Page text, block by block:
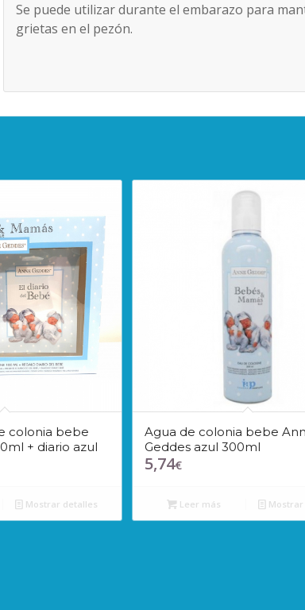
Se puede utilizar durante el embarazo para
grietas en el pezón.
colonia bebe
+ diario azul
Mostrar detalles
Agua de colonia bebe
Geddes azul 300ml
5,74€
Leer más